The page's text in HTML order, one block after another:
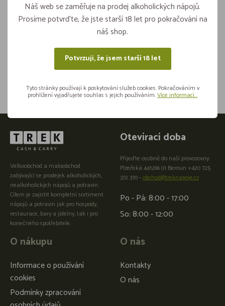
ks Vložit do košíku
Sdílejte na sítích
Velkoobchod a maloobchod
zabývající se prodejek alkoholických,
nealkoholických nápojů a potravin.
Cílem je zajistit kompletní sortiment
nápojů a potravin jak pro hospody,
restaurace, bary a jídelny, tak i pro
konečného spotřebitele.
O nákupu
Informace o používání
cookies
Podmínky zpracování
O nás
Kontakty
O nás
Otevírací doba
Přijeďte osobně do naší provozovny:
Plzeňská 441266 01 Beroun +420 725
372 370 -obchod@treknapoje.cz
Po - Pá: 8:00 - 17:00
So: 8:00 - 12:00
Náš web se zaměřuje na prodej alkoholických nápojů.
Prosíme potvrďte, že jste starší 18 let pro pokračování na
náš shop.
Potvrzuji, že jsem starší 18 let
Tyto stránky používají k poskytování služeb cookies. Pokračováním v
prohlížení vyjadřujete souhlas s jejich používáním.Více informací...